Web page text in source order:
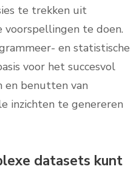
te trekken uit
voorspellingen te doen.
en statistische
voor het succesvol
en benutten van
inzichten te genereren
datasets kunt